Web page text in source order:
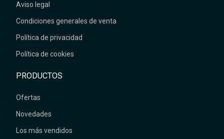
Aviso legal
Condiciones generales de venta
Política de privacidad
Política de cookies
PRODUCTOS
Ofertas
Novedades
Los más vendidos